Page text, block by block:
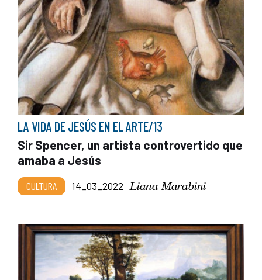
LA VIDA DE JESÚS EN EL ARTE/13
Sir Spencer, un artista controvertido que
amaba a Jesús
CULTURA 14_03_2022 Liana Marabini